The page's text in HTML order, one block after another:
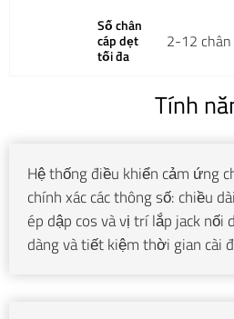
Số chân
cáp dẹt
tối đa
2-12 chân
Tính
Hệ thống điều khiển cảm ứng
chính xác các thông số: chiều
ép dập cos và vị trí lắp jack nối
dàng và tiết kiệm thời gian cài